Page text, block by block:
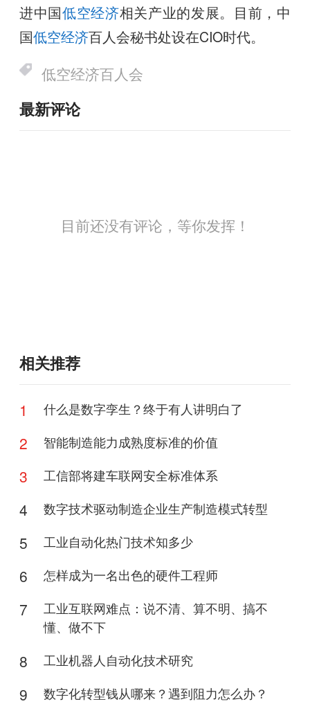
进中国低空经济相关产业的发展。目前，中
国低空经济百人会秘书处设在CIO时代。
低空经济百人会
最新评论
目前还没有评论，等你发挥！
相关推荐
1 什么是数字孪生？终于有人讲明白了
2 智能制造能力成熟度标准的价值
3 工信部将建车联网安全标准体系
4 数字技术驱动制造企业生产制造模式转型
5 工业自动化热门技术知多少
6 怎样成为一名出色的硬件工程师
7
工业互联网难点：说不清、算不明、搞不
懂、做不下
8 工业机器人自动化技术研究
9 数字化转型钱从哪来？遇到阻力怎么办？